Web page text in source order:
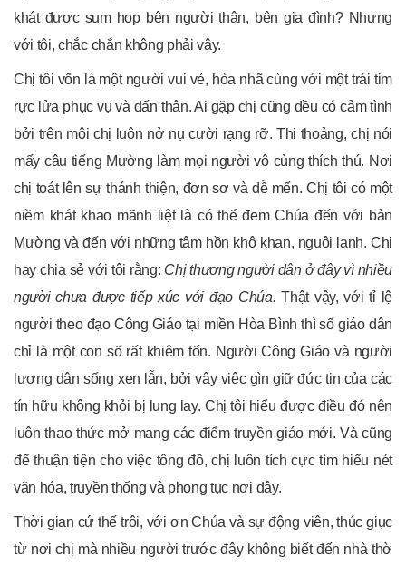
khát được sum họp bên người thân, bên gia đình? Nhưng
với tôi, chắc chắn không phải vậy.
Chị tôi vốn là một người vui vẻ, hòa nhã cùng với một trái tim
rực lửa phục vụ và dấn thân. Ai gặp chị cũng đều có cảm tình
bởi trên môi chị luôn nở nụ cười rạng rỡ. Thi thoảng, chị nói
mấy câu tiếng Mường làm mọi người vô cùng thích thú. Nơi
chị toát lên sự thánh thiện, đơn sơ và dễ mến. Chị tôi có một
niềm khát khao mãnh liệt là có thể đem Chúa đến với bản
Mường và đến với những tâm hồn khô khan, nguội lạnh. Chị
hay chia sẻ với tôi rằng: Chị thương người dân ở đây vì nhiều
người chưa được tiếp xúc với đạo Chúa.Thật vậy, với tỉ lệ
người theo đạo Công Giáo tại miền Hòa Bình thì số giáo dân
chỉ là một con số rất khiêm tốn. Người Công Giáo và người
lương dân sống xen lẫn, bởi vậy việc gìn giữ đức tin của các
tín hữu không khỏi bị lung lay. Chị tôi hiểu được điều đó nên
luôn thao thức mở mang các điểm truyền giáo mới. Và cũng
để thuận tiện cho việc tông đồ, chị luôn tích cực tìm hiểu nét
văn hóa, truyền thống và phong tục nơi đây.
Thời gian cứ thế trôi, với ơn Chúa và sự động viên, thúc giục
từ nơi chị mà nhiều người trước đây không biết đến nhà thờ